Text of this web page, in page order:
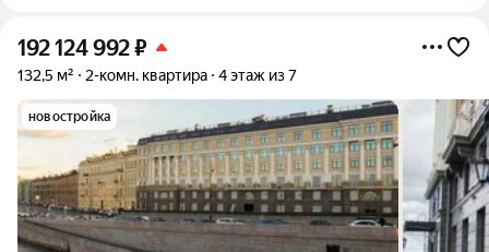
192 124 992₽
132,5 м² 2-комн. квартира 4 этаж из 7
новостройка